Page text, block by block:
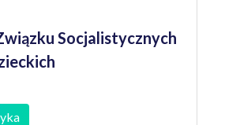
Socjalistycznych